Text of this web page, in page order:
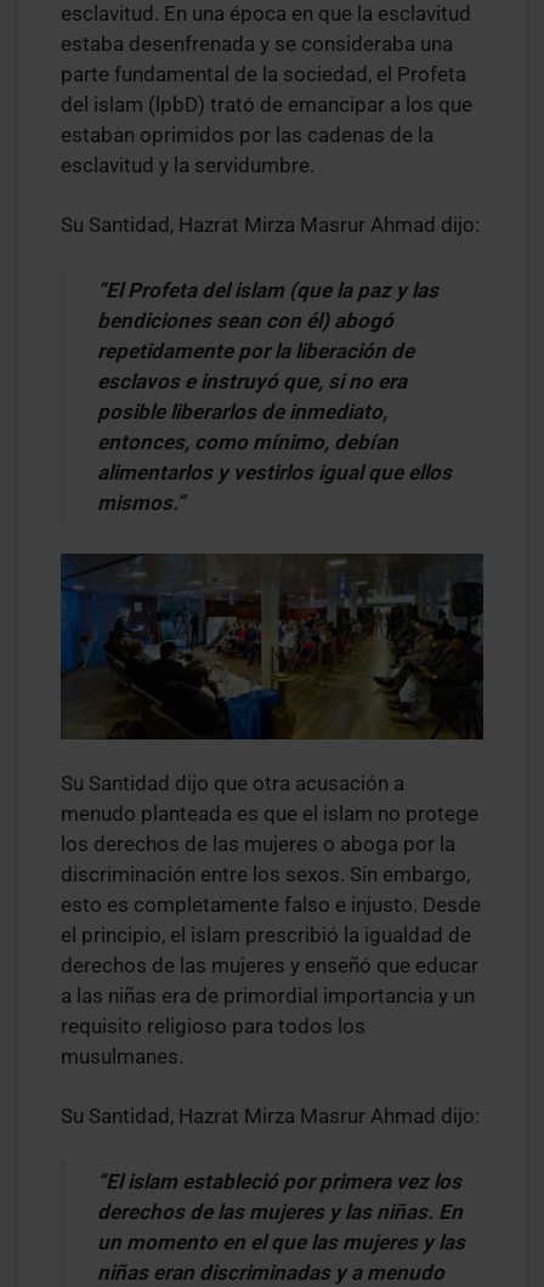
esclavitud. En una época en que la esclavitud
estaba desenfrenada y se consideraba una
parte fundamental de la sociedad, el Profeta
del islam (lpbD) trató de emancipar a los que
estaban oprimidos por las cadenas de la
esclavitud y la servidumbre.
Su Santidad, Hazrat Mirza Masrur Ahmad dijo:
“El Profeta del islam (que la paz y las
bendiciones sean con él) abogó
repetidamente por la liberación de
esclavos e instruyó que, si no era
posible liberarlos de inmediato,
entonces, como mínimo, debían
alimentarlos y vestirlos igual que ellos
mismos.”
Su Santidad dijo que otra acusación a
menudo planteada es que el islam no protege
los derechos de las mujeres o aboga por la
discriminación entre los sexos. Sin embargo,
esto es completamente falso e injusto. Desde
el principio, el islam prescribió la igualdad de
derechos de las mujeres y enseñó que educar
a las niñas era de primordial importancia y un
requisito religioso para todos los
musulmanes.
Su Santidad, Hazrat Mirza Masrur Ahmad dijo:
“El islam estableció por primera vez los
derechos de las mujeres y las niñas. En
un momento en el que las mujeres y las
niñas eran discriminadas y a menudo